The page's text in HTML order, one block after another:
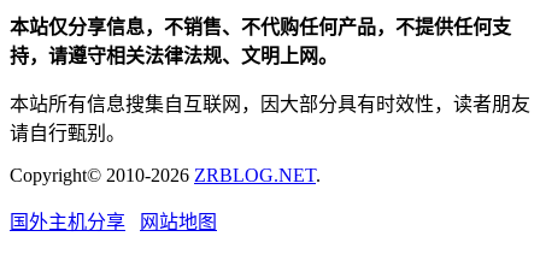
本站仅分享信息，不销售、不代购任何产品，不提供任何支
持，请遵守相关法律法规、文明上网。
本站所有信息搜集自互联网，因大部分具有时效性，读者朋友
请自行甄别。
Copyright© 2010-2026 ZRBLOG.NET.
国外主机分享 网站地图